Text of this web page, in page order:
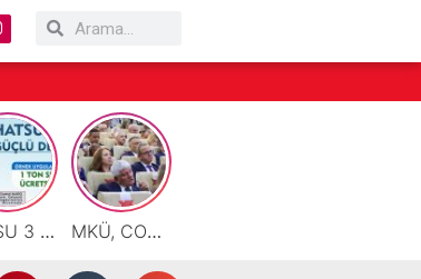
HATSU 3 İlçede Ağustos Ayı Faturalarında Bir Ton Suyu Ücretsiz Tanımladı MKÜ, COP31 Hazırlık Sürecinde Bilim Diplomasisine Katkı Sunacak